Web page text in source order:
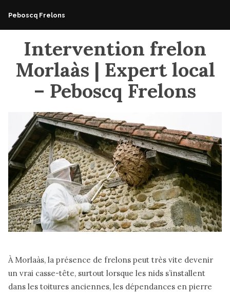
contenu
Peboscq Frelons
Intervention frelon
Morlaàs | Expert local
– Peboscq Frelons
À Morlaàs, la présence de frelons peut très vite devenir
un vrai casse-tête, surtout lorsque les nids s’installent
dans les toitures anciennes, les dépendances en pierre